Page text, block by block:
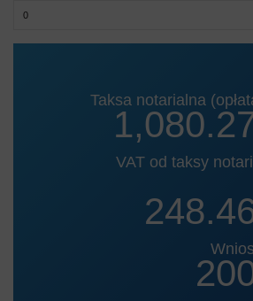
Taksa notarialna
VAT od taksy